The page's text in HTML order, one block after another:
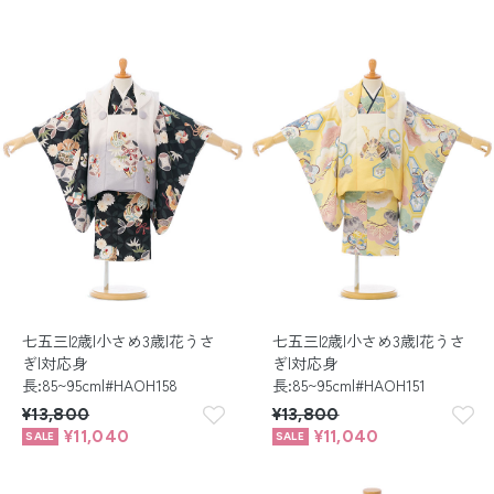
七五三|2歳|小さめ3歳|花うさ
ぎ|対応身
長:85~95cm|#HAOH158
¥13,800
¥11,040
七五三|2歳|小さめ3歳|花うさ
ぎ|対応身
長:85~95cm|#HAOH151
¥13,800
¥11,040